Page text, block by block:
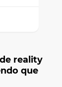
reality
que